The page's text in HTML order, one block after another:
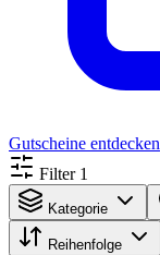
Gutscheine entdecken
Filter 1
Kategorie
Reihenfolge